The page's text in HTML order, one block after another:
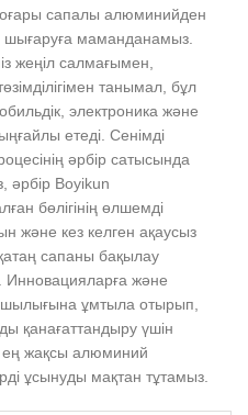
сапалы алюминийден
шығаруға маманданамыз.
жеңіл салмағымен,
танымал, бұл
электроника және
етеді. Сенімді
әрбір сатысында
әрбір Boyikun
бөлігінің өлшемді
және кез келген ақаусыз
сапаны бақылау
және
ұмтыла отырып,
қанағаттандыру үшін
ең жақсы алюминий
ұсынуды мақтан тұтамыз.